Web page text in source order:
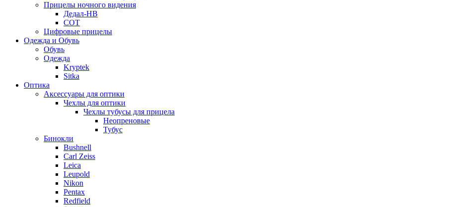
Прицелы ночного видения
Дедал-НВ
СОТ
Цифровые прицелы
Одежда и Обувь
Обувь
Одежда
Kryptek
Sitka
Оптика
Аксессуары для оптики
Чехлы для оптики
Чехлы тубусы для прицела
Неопреновые
Тубус
Бинокли
Bushnell
Carl Zeiss
Leica
Leupold
Nikon
Pentax
Redfield